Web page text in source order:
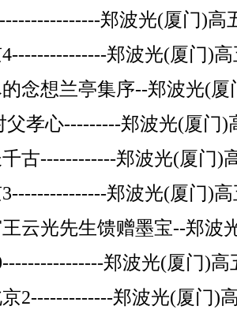
郑波光(厦门)高
4---------------郑波光(厦门)
念想兰亭集序--郑波光(
父孝心---------郑波光(厦门)
古------------郑波光(厦门)
3---------------郑波光(厦门)
云光先生馈赠墨宝--郑波
郑波光(厦门)
2-------------郑波光(厦门)